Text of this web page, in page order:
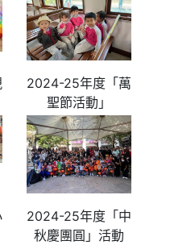
2024-25年度「萬
聖節活動」
2024-25年度「中
秋慶團圓」活動